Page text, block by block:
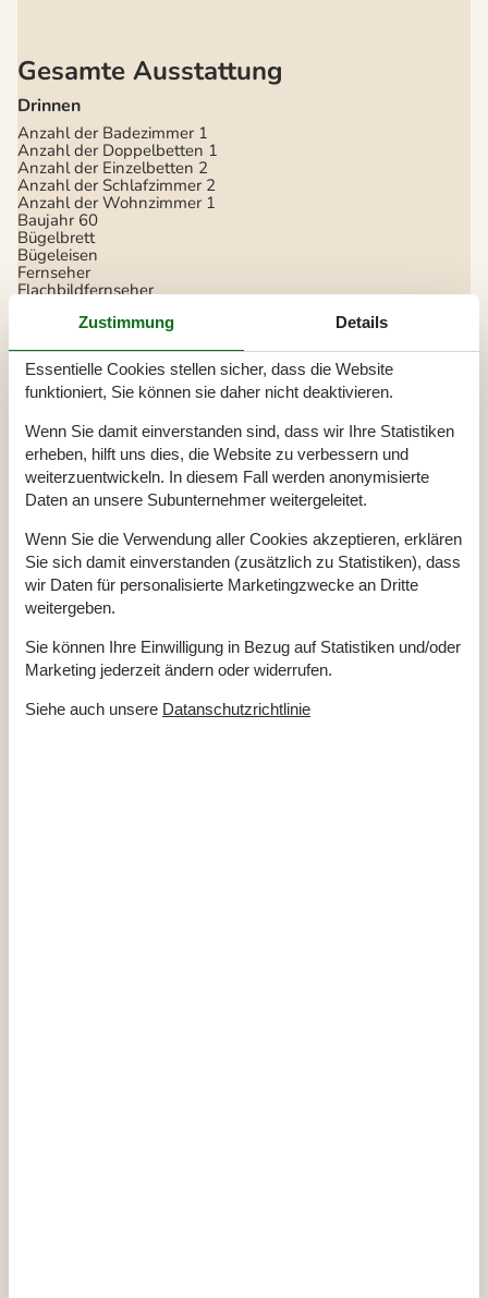
Gesamte Ausstattung
Drinnen
Anzahl der Badezimmer 1
Anzahl der Doppelbetten 1
Anzahl der Einzelbetten 2
Anzahl der Schlafzimmer 2
Anzahl der Wohnzimmer 1
Baujahr 60
Bügelbrett
Bügeleisen
Fernseher
Flachbildfernseher
Kleiderschrank
Radio
Rauchmelder
Staubsauger
WLAN Kostenlos
Wohnfläche (in m²) 51
Küche
Gefrierfach
Gewürze/Gewürze kochen
Kaffeemaschine Regular
Kochgrundlagen (Töpfe und Pfannen)
Küche
Kühlschrank
Mixer
Sandwichmaker
Wasserkocher
Zustimmung Details
Essentielle Cookies stellen sicher, dass die Website
funktioniert, Sie können sie daher nicht deaktivieren.
Wenn Sie damit einverstanden sind, dass wir Ihre Statistiken
erheben, hilft uns dies, die Website zu verbessern und
weiterzuentwickeln. In diesem Fall werden anonymisierte
Daten an unsere Subunternehmer weitergeleitet.
Wenn Sie die Verwendung aller Cookies akzeptieren, erklären
Sie sich damit einverstanden (zusätzlich zu Statistiken), dass
wir Daten für personalisierte Marketingzwecke an Dritte
weitergeben.
Sie können Ihre Einwilligung in Bezug auf Statistiken und/oder
Marketing jederzeit ändern oder widerrufen.
Siehe auch unsere Datanschutzrichtlinie